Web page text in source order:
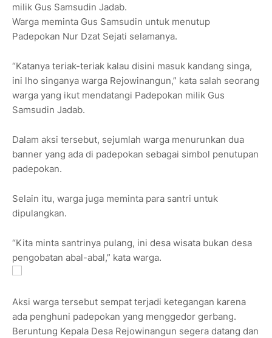
milik Gus Samsudin Jadab.
Warga meminta Gus Samsudin untuk menutup
Padepokan Nur Dzat Sejati selamanya.
“Katanya teriak-teriak kalau disini masuk kandang singa,
ini lho singanya warga Rejowinangun,” kata salah seorang
warga yang ikut mendatangi Padepokan milik Gus
Samsudin Jadab.
Dalam aksi tersebut, sejumlah warga menurunkan dua
banner yang ada di padepokan sebagai simbol penutupan
padepokan.
Selain itu, warga juga meminta para santri untuk
dipulangkan.
“Kita minta santrinya pulang, ini desa wisata bukan desa
pengobatan abal-abal,” kata warga.
Aksi warga tersebut sempat terjadi ketegangan karena
ada penghuni padepokan yang menggedor gerbang.
Beruntung Kepala Desa Rejowinangun segera datang dan